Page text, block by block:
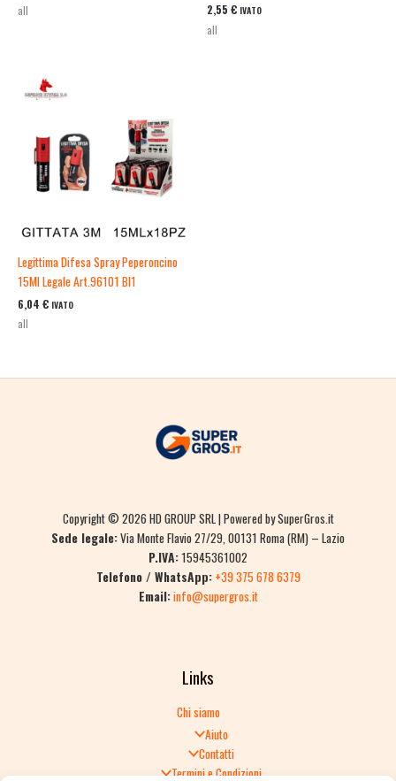
all 2,55 € IVATO
all
Legittima Difesa Spray Peperoncino
15Ml Legale Art.96101 Bl1
6,04 € IVATO
all
Copyright © 2026 HD GROUP SRL | Powered by SuperGros.it
Sede legale:Via Monte Flavio 27/29, 00131 Roma (RM) – Lazio
P.IVA:15945361002
Telefono / WhatsApp: +39 375 678 6379
Email:info@supergros.it
Links
Chi siamo
Aiuto
Contatti
Termini e Condizioni